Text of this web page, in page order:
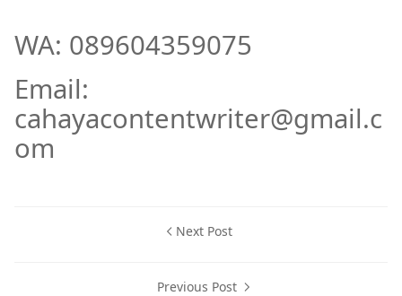
WA: 089604359075
Email:
cahayacontentwriter@gmail.c
om
Next Post
Previous Post